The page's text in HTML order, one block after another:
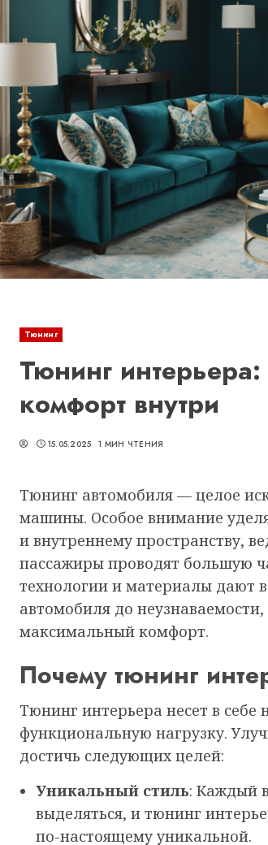
Тюнинг
Тюнинг
комфорт внутри
15.05.2025 1 МИН ЧТЕНИЯ
Тюнинг автомобиля — целое
машины. Особое внимание
и внутреннему пространству,
пассажиры проводят большую
технологии и материалы дают
автомобиля до
максимальный комфорт.
Почему тюнинг
Тюнинг интерьера несет в себе
функциональную нагрузку.
достичь следующих целей:
Уникальный стиль: Каждый
выделяться, и тюнинг
по-настоящему уникальной.